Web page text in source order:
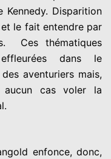
Kennedy. Disparition
et le fait entendre par
Ces thématiques
dans le
aventuriers mais,
cas voler la
enfonce, donc,